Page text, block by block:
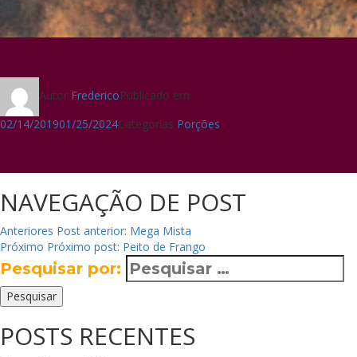
Autor FredericoPublicado em
02/14/201901/25/2024Categorias Porções
NAVEGAÇÃO DE POST
Anteriores Post anterior: Mega Mista
Próximo Próximo post: Peito de Frango
Pesquisar por:
Pesquisar
POSTS RECENTES